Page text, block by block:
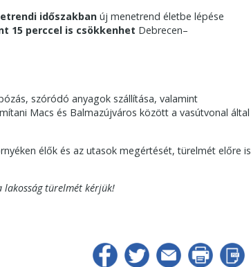
időszakban új menetrend életbe lépése
15 perccel is csökkenhet Debrecen–
szóródó anyagok szállítása, valamint
Macs és Balmazújváros között a vasútvonal által
élők és az utasok megértését, türelmét előre is
lakosság türelmét kérjük!